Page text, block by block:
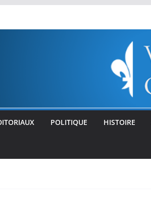
POLITIQUE HISTOIRE